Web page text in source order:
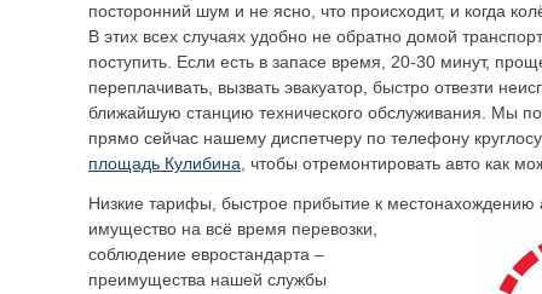
посторонний шум и не ясно, что происходит, и когда
В этих всех случаях удобно не обратно домой
поступить. Если есть в запасе время, 20-30 минут,
переплачивать, вызвать эвакуатор, быстро отвезти
ближайшую станцию технического обслуживания. Мы
прямо сейчас нашему диспетчеру по телефону
площадь Кулибина , чтобы отремонтировать авто как
Низкие тарифы, быстрое прибытие к местонахождению
имущество на всё время перевозки,
соблюдение евростандарта –
преимущества нашей службы